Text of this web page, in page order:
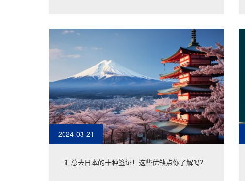
申请。
2024-03-21
汇总去日本的十种签证！这些优缺点你了解吗？